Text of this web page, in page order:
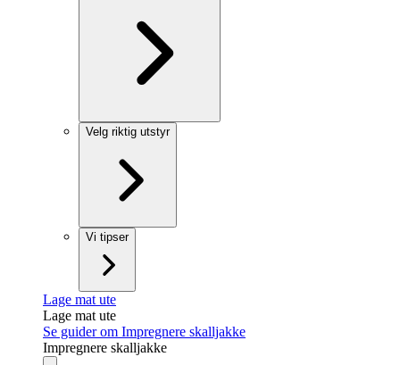
Velg riktig utstyr
Vi tipser
Lage mat ute
Lage mat ute
Se guider om Impregnere skalljakke
Impregnere skalljakke